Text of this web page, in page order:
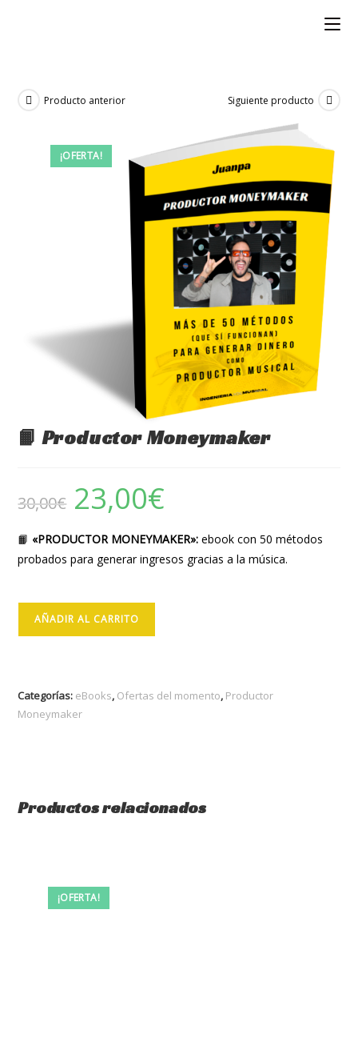
¡OFERTA!
Producto anterior Siguiente producto
📙 Productor Moneymaker
30,00€
El
precio
original
30,00€.
23,00€
23,00€.
📙 «PRODUCTOR MONEYMAKER»: ebook con 50 métodos
probados para generar ingresos gracias a la música.
AÑADIR AL CARRITO
Categorías: eBooks, Ofertas del momento, Productor
Moneymaker
Productos relacionados
¡OFERTA!